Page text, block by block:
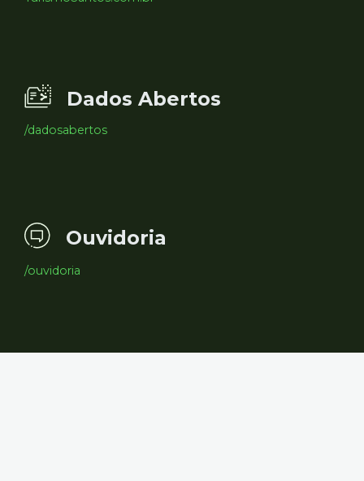
Dados Abertos
/dadosabertos
Ouvidoria
/ouvidoria